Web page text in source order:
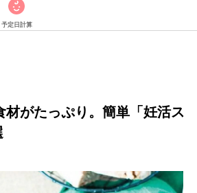
予定日計算
材がたっぷり。簡単「妊活ス